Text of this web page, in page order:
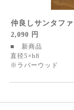
仲良しサンタフ
2,090 円
■ 新商品
直径5×h8
※ラバーウッド